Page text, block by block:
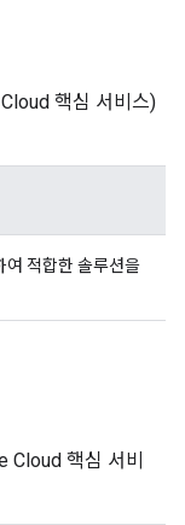
핵심 서비스)
여 적합한 솔루션을
핵심 서비